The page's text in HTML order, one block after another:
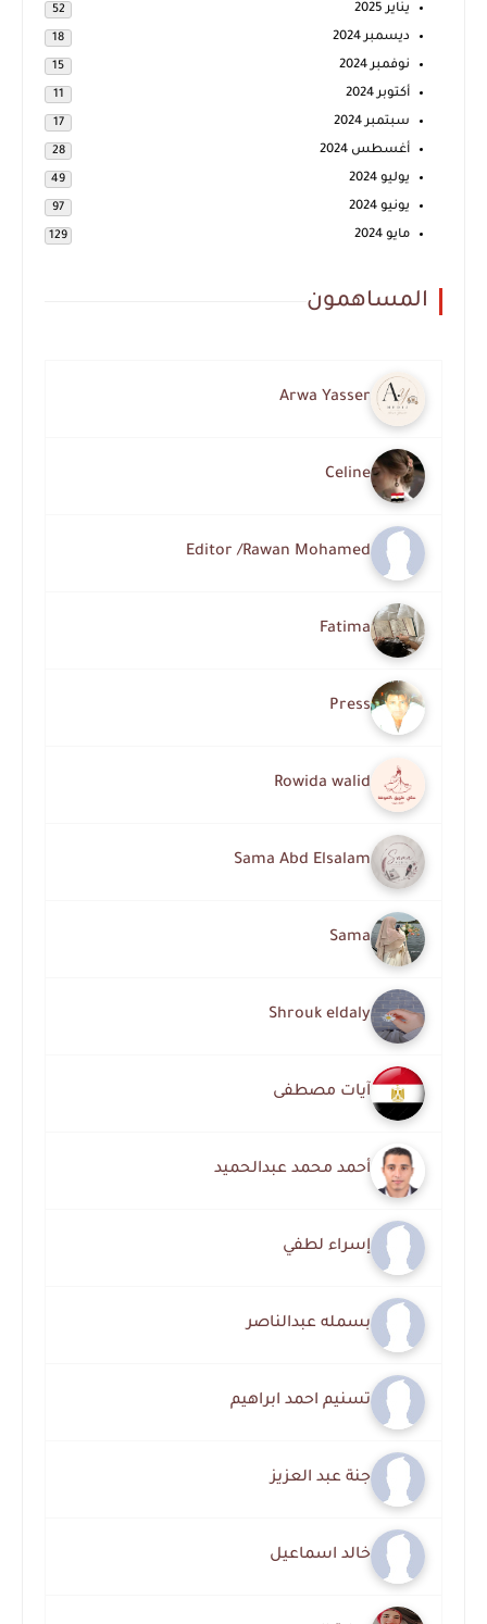
يناير 2025 52
ديسمبر 2024 18
نوفمبر 2024 15
أكتوبر 2024 11
سبتمبر 2024 17
أغسطس 2024 28
يوليو 2024 49
يونيو 2024 97
مايو 2024 129
المساهمون
Arwa Yasser
Celine
Editor /Rawan Mohamed
Fatima
Press
Rowida walid
Sama Abd Elsalam
Sama
Shrouk eldaly
آيات مصطفى
أحمد محمد عبدالحميد
إسراء لطفي
بسمله عبدالناصر
تسنيم احمد ابراهيم
جنة عبد العزيز
خالد اسماعيل